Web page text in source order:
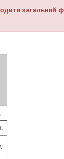
загальний